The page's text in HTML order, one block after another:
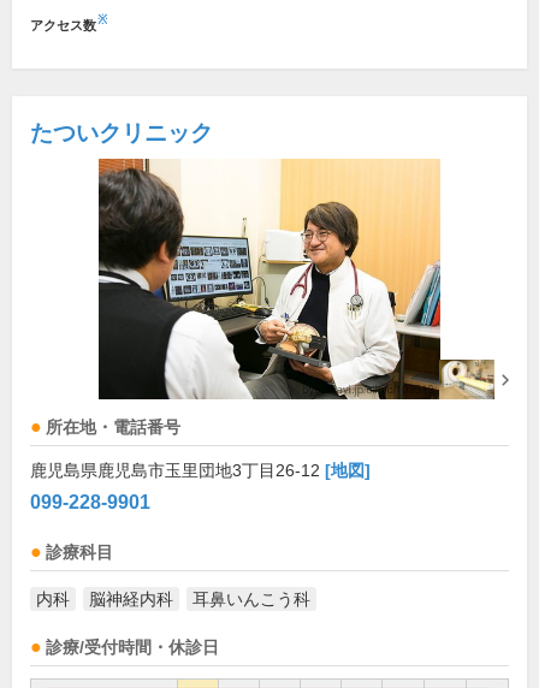
アクセス数※
たついクリニック
所在地・電話番号
鹿児島県鹿児島市玉里団地3丁目26-12 [地図]
099-228-9901
診療科目
内科 脳神経内科 耳鼻いんこう科
診療/受付時間・休診日